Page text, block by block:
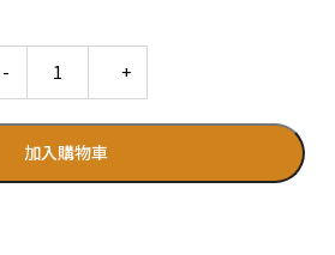
加入購物車